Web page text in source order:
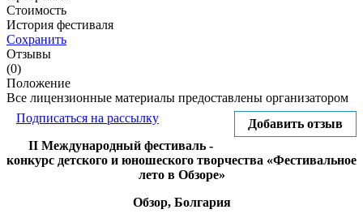
Стоимость
История фестиваля
Сохранить
Отзывы
(0)
Положение
Все лицензионные материалы предоставлены организатором
Добавить отзыв
Подписаться на рассылку
II Международный фестиваль -
конкурс детского и юношеского творчества «Фестивальное
лето в Обзоре»
Обзор, Болгария